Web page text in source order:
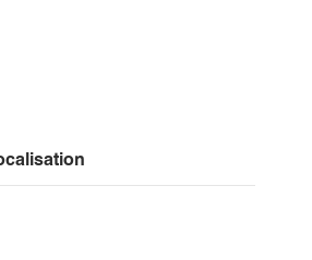
de public. Entrée incluse